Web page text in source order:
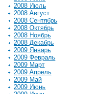
2008 Июль
2008 Август
2008 Сентябрь
2008 Октябрь
2008 Ноябрь
2008 Декабрь
2009 Январь
2009 Февраль
2009 Март
2009 Апрель
2009 Май
2009 Июнь